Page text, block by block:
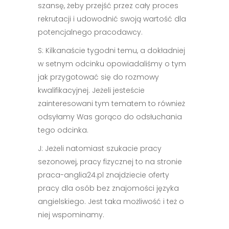
szansę, żeby przejść przez cały proces
rekrutacji i udowodnić swoją wartość dla
potencjalnego pracodawcy.
S: Kilkanaście tygodni temu, a dokładniej
w setnym odcinku opowiadaliśmy o tym
jak przygotować się do rozmowy
kwalifikacyjnej. Jeżeli jesteście
zainteresowani tym tematem to również
odsyłamy Was gorąco do odsłuchania
tego odcinka.
J: Jeżeli natomiast szukacie pracy
sezonowej, pracy fizycznej to na stronie
praca-anglia24.pl znajdziecie oferty
pracy dla osób bez znajomości języka
angielskiego. Jest taka możliwość i też o
niej wspominamy.